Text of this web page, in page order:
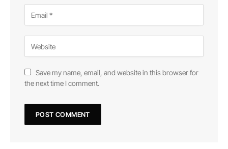
Save my name, email, and website in this browser for
the next time I comment.